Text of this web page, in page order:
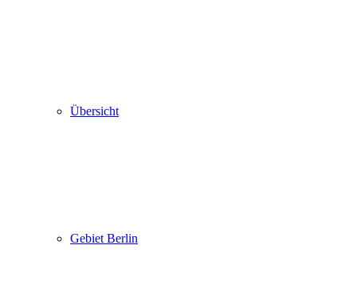
Übersicht
Gebiet Berlin